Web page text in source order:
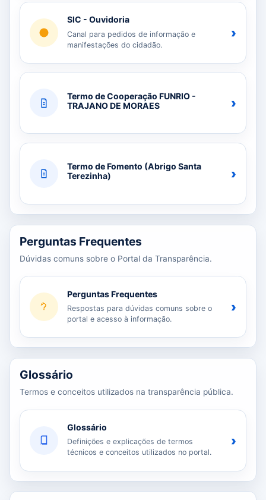
SIC - Ouvidoria
Canal para pedidos de informação e
manifestações do cidadão.
›
Termo de Cooperação FUNRIO -
TRAJANO DE MORAES
›
Termo de Fomento (Abrigo Santa
Terezinha)
›
Perguntas Frequentes
Dúvidas comuns sobre o Portal da Transparência.
Perguntas Frequentes
Respostas para dúvidas comuns sobre o
portal e acesso à informação.
›
Glossário
Termos e conceitos utilizados na transparência pública.
Glossário
Definições e explicações de termos
técnicos e conceitos utilizados no portal.
›